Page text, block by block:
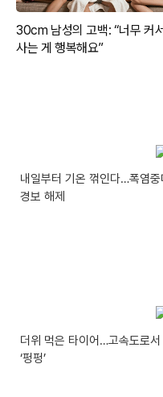
내일부터 기온 꺾인다…폭염중
경보 해제
더위 먹은 타이어…고속도로서
‘펑펑’